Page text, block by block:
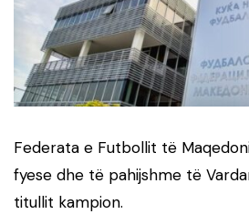
Federata e Futbollit të
fyese dhe të pahijshme të
titullit kampion.